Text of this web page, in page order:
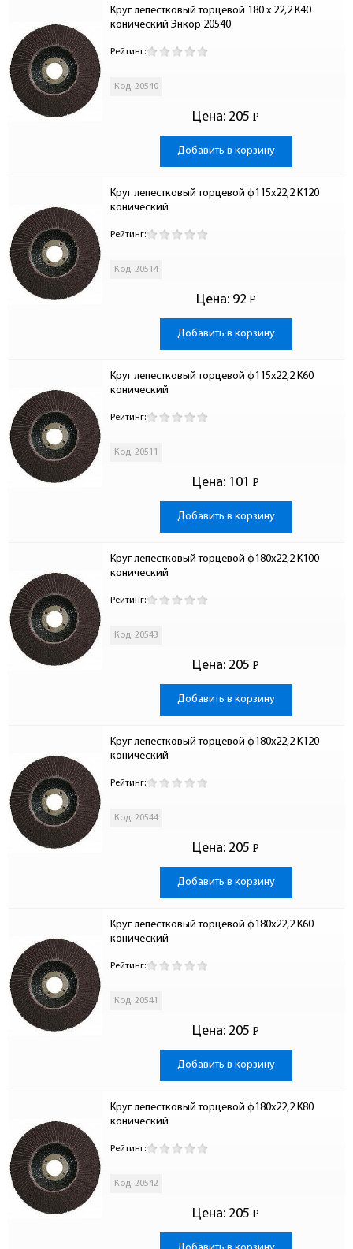
Круг лепестковый торцевой 180 x 22,2 К40
конический Энкор 20540
Рейтинг:
Код: 20540
Цена: 205 Р
-
Добавить в корзину
Круг лепестковый торцевой ф115х22,2 К120
конический
Рейтинг:
Код: 20514
Цена: 92 Р
-
Добавить в корзину
Круг лепестковый торцевой ф115х22,2 К60
конический
Рейтинг:
Код: 20511
Цена: 101 Р
-
Добавить в корзину
Круг лепестковый торцевой ф180х22,2 К100
конический
Рейтинг:
Код: 20543
Цена: 205 Р
-
Добавить в корзину
Круг лепестковый торцевой ф180х22,2 К120
конический
Рейтинг:
Код: 20544
Цена: 205 Р
-
Добавить в корзину
Круг лепестковый торцевой ф180х22,2 К60
конический
Рейтинг:
Код: 20541
Цена: 205 Р
-
Добавить в корзину
Круг лепестковый торцевой ф180х22,2 К80
конический
Рейтинг:
Код: 20542
Цена: 205 Р
-